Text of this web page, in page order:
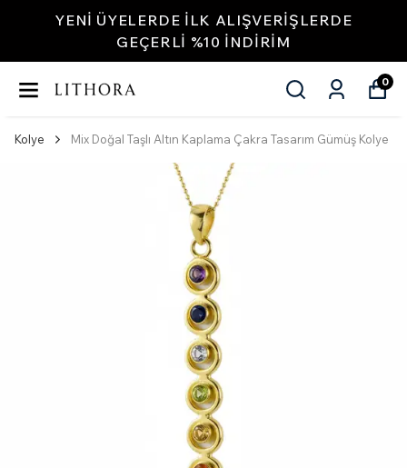
YENI ÜYELERDE İLK ALIŞVERIŞLERDE
GEÇERLI %10 INDIRIM
0
Kolye Mix Doğal Taşlı Altın Kaplama Çakra Tasarım Gümüş Kolye